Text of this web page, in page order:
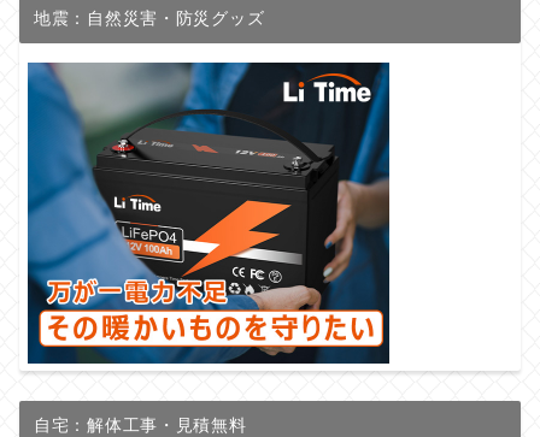
地震：自然災害・防災グッズ
自宅：解体工事・見積無料